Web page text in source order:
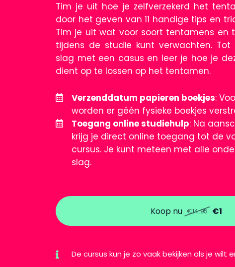
Tim je uit hoe je zelfverzekerd het
door het geven van 11 handige tips en
Tim je uit wat voor soort tentamens en
tijdens de studie kunt verwachten.
slag met een casus en leer je hoe je
dient op te lossen op het tentamen.
Verzenddatum papieren boekjes:
worden er géén fysieke boekjes
Toegang online studiehulp: Na
krijg je direct online toegang tot de
cursus. Je kunt meteen met alle
slag.
Koop nu €14.95 €1
De cursus kun je zo vaak bekijken als je wilt